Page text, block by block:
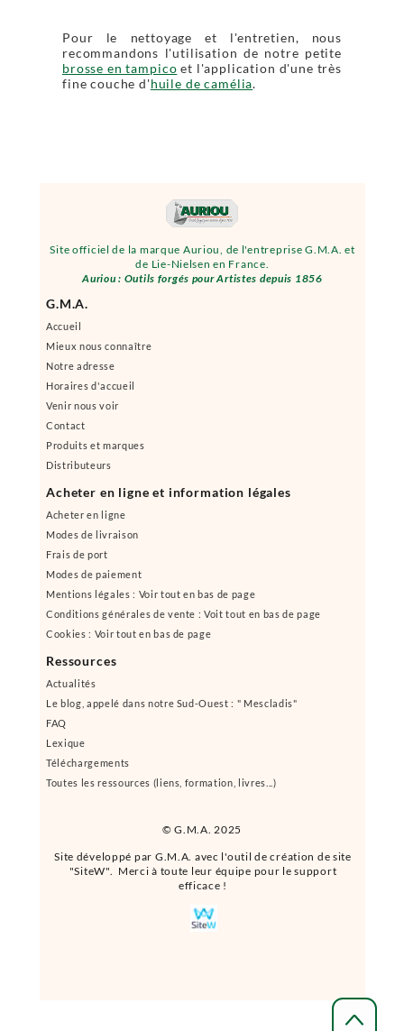
© G.M.A. 2025
Site officiel de la marque Auriou, de l'entreprise G.M.A. et
de Lie-Nielsen en France.
Auriou : Outils forgés pour Artistes depuis 1856
Site développé par G.M.A. avec l'outil de création de site
"SiteW". Merci à toute leur équipe pour le support
efficace !
G.M.A.
Accueil
Mieux nous connaître
Notre adresse
Horaires d'accueil
Venir nous voir
Contact
Produits et marques
Distributeurs
Acheter en ligne et information légales
Acheter en ligne
Modes de livraison
Frais de port
Modes de paiement
Mentions légales : Voir tout en bas de page
Conditions générales de vente : Voit tout en bas de page
Cookies : Voir tout en bas de page
Ressources
Actualités
Le blog, appelé dans notre Sud-Ouest : " Mescladis"
FAQ
Lexique
Téléchargements
Toutes les ressources (liens, formation, livres...)
Pour le nettoyage et l'entretien, nous
recommandons l'utilisation de notre petite
brosse en tampico et l'application d'une très
fine couche d'huile de camélia.